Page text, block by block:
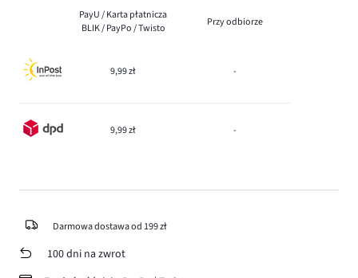
PayU / Karta płatnicza
BLIK / PayPo / Twisto
Przy odbiorze
9,99 zł -
9,99 zł -
Darmowa dostawa od 199 zł
100 dni na zwrot